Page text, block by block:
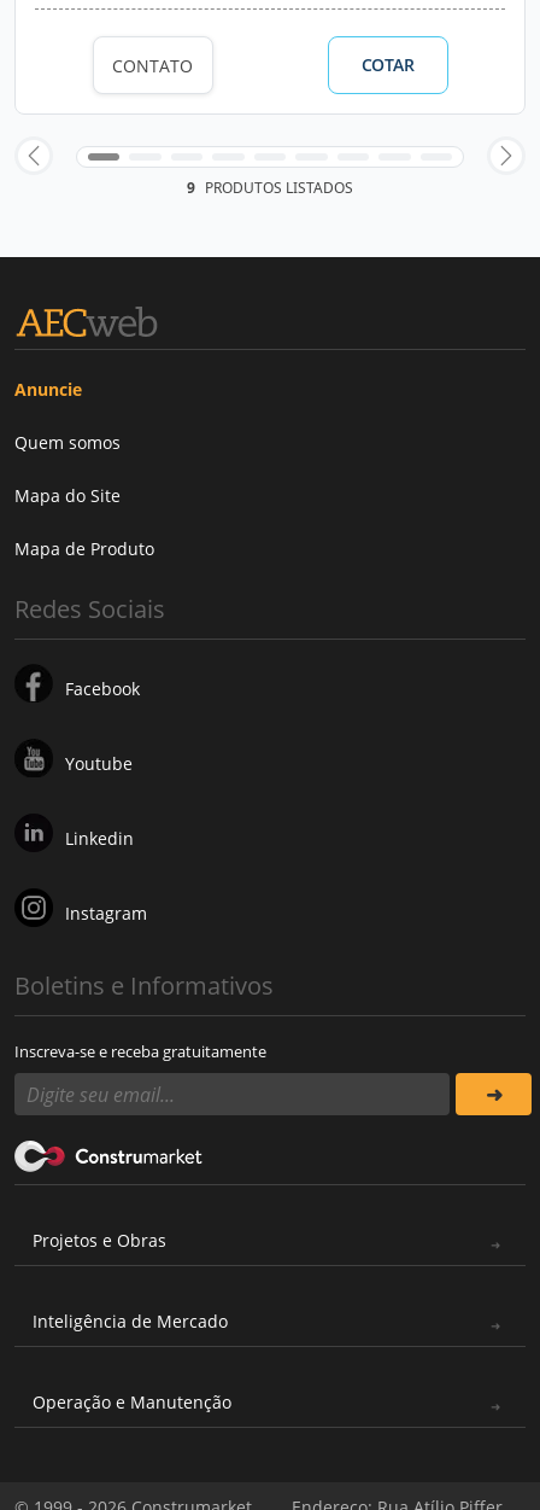
CONTATO COTAR
9 PRODUTOS LISTADOS
Anuncie
Quem somos
Mapa do Site
Mapa de Produto
Redes Sociais
Facebook
Youtube
Linkedin
Instagram
Boletins e Informativos
Inscreva-se e receba gratuitamente
Projetos e Obras
Inteligência de Mercado
Operação e Manutenção